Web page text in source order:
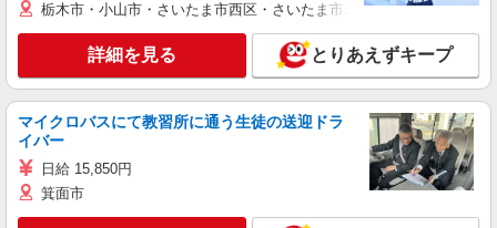
栃木市・小山市・さいたま市西区・さいたま市岩槻区・久喜市・蓮田
詳細を見る とりあえずキープ
マイクロバスにて教習所に通う生徒の送迎ドラ
イバー
日給 15,850円
箕面市